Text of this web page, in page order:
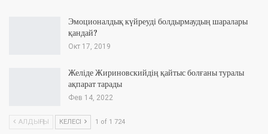
Эмоционалдық күйреуді болдырмаудың шаралары
қандай?
Окт 17, 2019
Желіде Жириновскийдің қайтыс болғаны туралы
ақпарат тарады
Фев 14, 2022
АЛДЫҢҒЫ КЕЛЕСІ 1 of 1 724